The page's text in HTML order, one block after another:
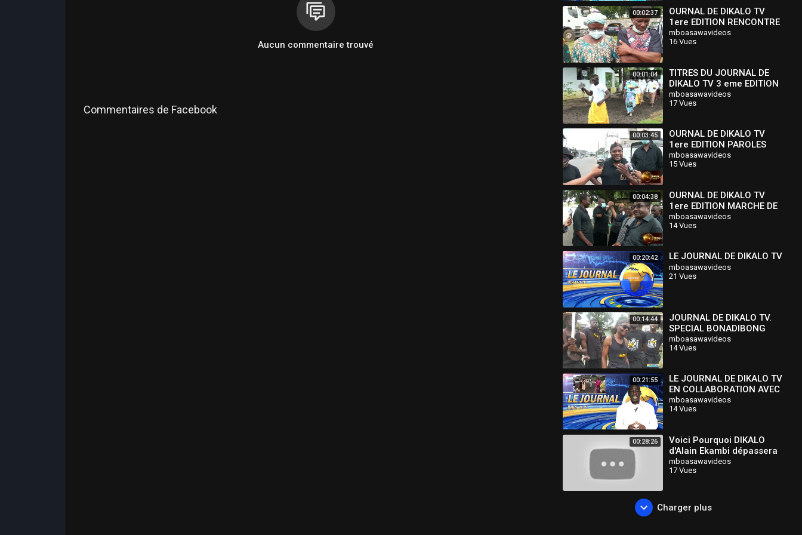
Aucun commentaire trouvé
Commentaires de Facebook
00:02:37
OURNAL DE DIKALO TV
1ere EDITION RENCONTRE
ENTRE LE CHEF ET LA
DELEGATION DU COLLECTIF
mboasawavideos
16 Vues
00:01:04
TITRES DU JOURNAL DE
DIKALO TV 3 eme EDITION
mboasawavideos
17 Vues
00:03:45
OURNAL DE DIKALO TV
1ere EDITION PAROLES
AUX ENFANTS SAWAS
mboasawavideos
15 Vues
00:04:38
OURNAL DE DIKALO TV
1ere EDITION MARCHE DE
SOUTIEN A VALERE EPEE
mboasawavideos
14 Vues
00:20:42 LE JOURNAL DE DIKALO TV
mboasawavideos
21 Vues
00:14:44
JOURNAL DE DIKALO TV.
SPECIAL BONADIBONG
(AFFAIRE DE L'EX
REGIFERCAM)
mboasawavideos
14 Vues
00:21:55
LE JOURNAL DE DIKALO TV
EN COLLABORATION AVEC
PENA MUNDI
mboasawavideos
14 Vues
00:28:26
Voici Pourquoi DIKALO
d'Alain Ekambi dépassera
Facebook !!!
mboasawavideos
17 Vues
Charger plus